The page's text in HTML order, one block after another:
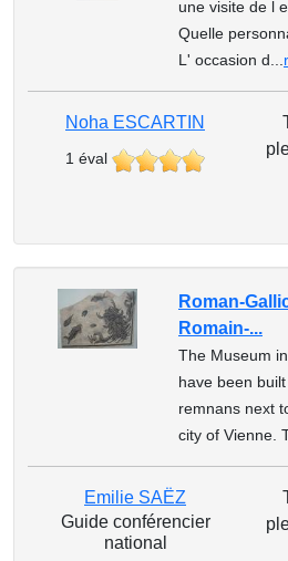
une visite de l
Quelle
L' occasion d...
Noha ESCARTIN
1 éval
Roman-
Romain-...
The Museum
have been
remnans next
city of Vienne.
Emilie SAËZ
Guide conférencier
national